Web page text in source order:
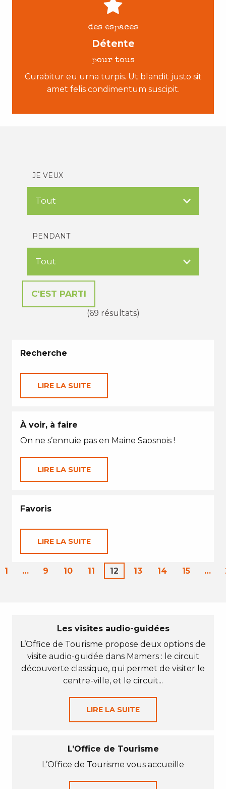
des espaces
Détente
pour tous
Curabitur eu urna turpis. Ut blandit justo sit
amet felis condimentum suscipit.
JE VEUX
PENDANT
(69 résultats)
Recherche
LIRE LA SUITE
À voir, à faire
On ne s’ennuie pas en Maine Saosnois !
LIRE LA SUITE
Favoris
LIRE LA SUITE
1 … 9 10 11 12 13 14 15 …
Les visites audio-guidées
L’Office de Tourisme propose deux options de
visite audio-guidée dans Mamers : le circuit
découverte classique, qui permet de visiter le
centre-ville, et le circuit...
LIRE LA SUITE
L’Office de Tourisme
L’Office de Tourisme vous accueille